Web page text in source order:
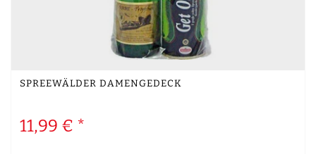
SPREEWÄLDER DAMENGEDECK
11,99 € *